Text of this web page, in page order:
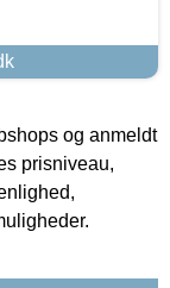
og anmeldt
prisniveau,